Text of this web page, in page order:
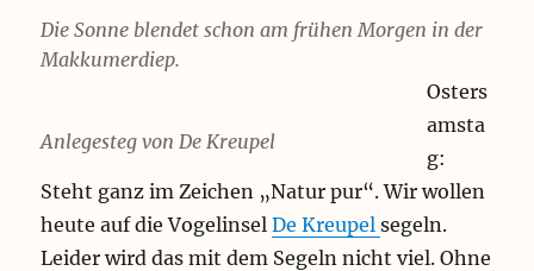
Die Sonne blendet schon am frühen Morgen in der
Makkumerdiep.
Anlegesteg von De Kreupel
Osters
amsta
g:
Steht ganz im Zeichen „Natur pur“. Wir wollen
heute auf die VogelinselDe Kreupelsegeln.
Leider wird das mit dem Segeln nicht viel. Ohne